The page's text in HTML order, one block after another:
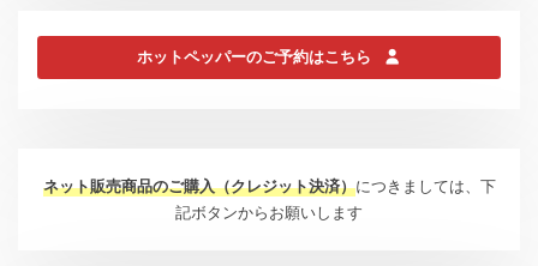
ホットペッパーのご予約はこちら
ネット販売商品のご購入（クレジット決済）につきましては、下
記ボタンからお願いします